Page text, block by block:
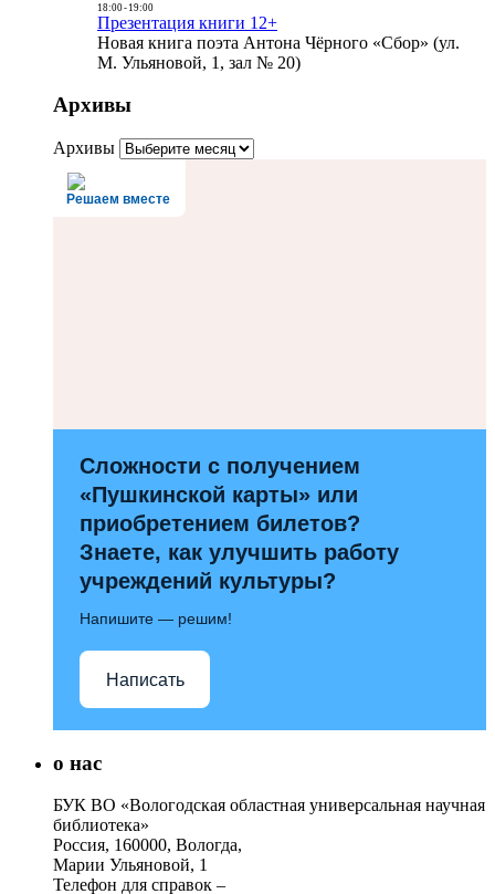
18:00- 19:00
Презентация книги 12+
Новая книга поэта Антона Чёрного «Сбор» (ул.
М. Ульяновой, 1, зал № 20)
Архивы
Архивы
Решаем вместе
Сложности с получением
«Пушкинской карты» или
приобретением билетов?
Знаете, как улучшить работу
учреждений культуры?
Напишите — решим!
Написать
о нас
БУК ВО «Вологодская областная универсальная научная
библиотека»
Россия, 160000, Вологда,
Марии Ульяновой, 1
Телефон для справок –